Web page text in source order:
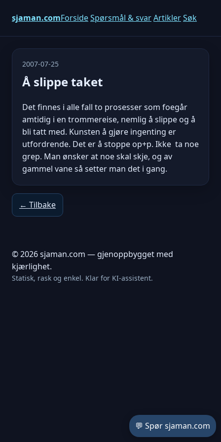
sjaman.comForsideSpørsmål & svarArtiklerSøk
2007-07-25
Å slippe taket
Det finnes i alle fall to prosesser som foegår
amtidig i en trommereise, nemlig å slippe og å
bli tatt med. Kunsten å gjøre ingenting er
utfordrende. Det er å stoppe op+p. Ikke ta noe
grep. Man ønsker at noe skal skje, og av
gammel vane så setter man det i gang.
← Tilbake
© 2026 sjaman.com — gjenoppbygget med
kjærlighet.
Statisk, rask og enkel. Klar for KI-assistent.
💬 Spør sjaman.com